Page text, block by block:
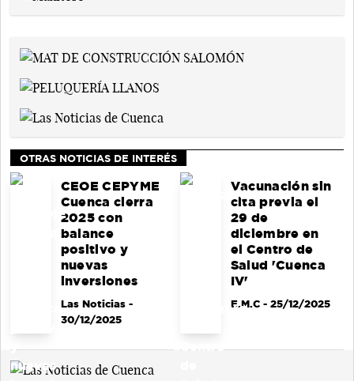
OTRAS NOTICIAS DE INTERÉS
CEOE CEPYME
Cuenca cierra
2025 con
balance
positivo y
nuevas
inversiones
Las Noticias-
30/12/2025
Vacunación sin
cita previa el
29 de
diciembre en
el Centro de
Salud 'Cuenca
IV'
E.M.C- 25/12/2025